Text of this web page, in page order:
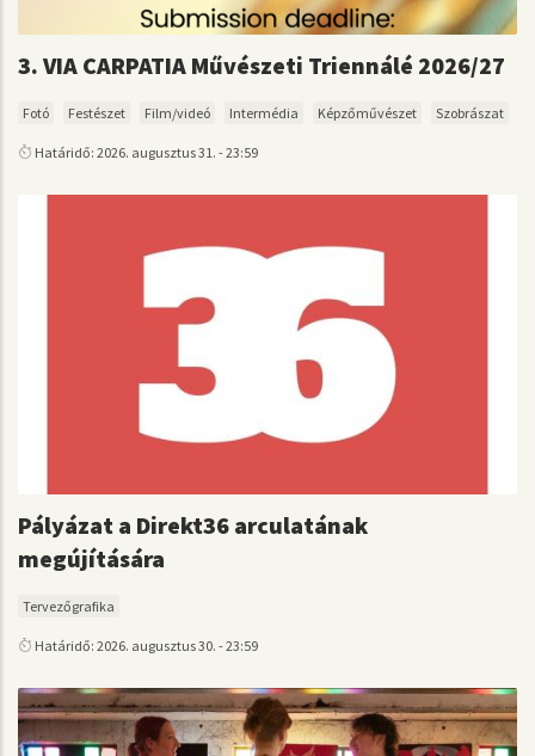
3. VIA CARPATIA Művészeti Triennálé 2026/27
Fotó Festészet Film/videó Intermédia Képzőművészet Szobrászat
Határidő: 2026. augusztus 31. - 23:59
Pályázat a Direkt36 arculatának
megújítására
Tervezőgrafika
Határidő: 2026. augusztus 30. - 23:59